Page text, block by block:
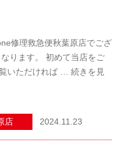
修理救急便秋葉原店でござ
ります。 初めて当店をご
いただければ … 続きを見
店 2024.11.23